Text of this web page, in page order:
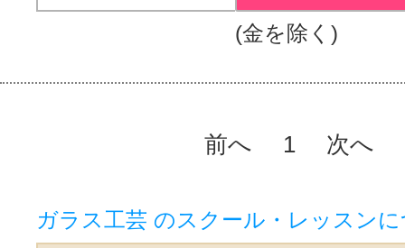
(金を除く)
前へ 1 次へ
ガラス工芸 のスクール・レッスン